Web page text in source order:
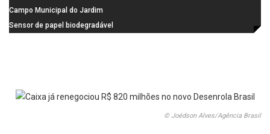
na Praça dos Advogados
instalação de ovitrampas para
monitoramento de arboviroses
Campo Municipal do Jardim
Cruzado recebe nova iluminação e
Sensor de papel biodegradável
© Joédson Alves/Agência Brasil